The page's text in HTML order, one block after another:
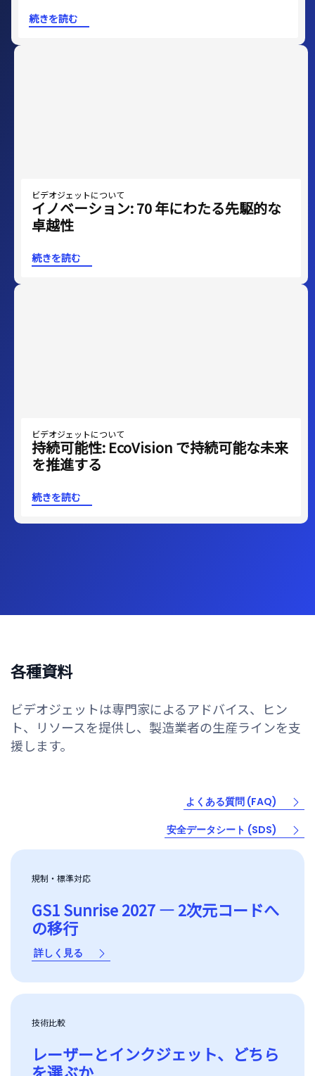
続きを読む
ビデオジェットについて
イノベーション: 70 年にわたる先駆的な
卓越性
続きを読む
ビデオジェットについて
持続可能性: EcoVision で持続可能な未来
を推進する
続きを読む
各種資料
ビデオジェットは専門家によるアドバイス、ヒン
ト、リソースを提供し、製造業者の生産ラインを支
援します。
よくある質問 (FAQ)
安全データシート (SDS)
規制・標準対応
GS1 Sunrise 2027 — 2次元コードへ
の移行
詳しく見る
技術比較
レーザーとインクジェット、どちら